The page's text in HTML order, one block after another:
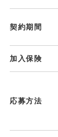
契約期間
加入保険
応募方法